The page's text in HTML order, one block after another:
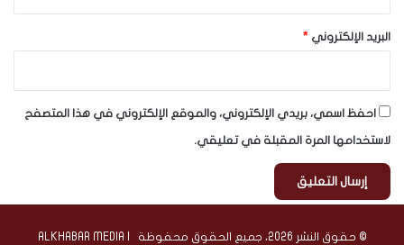
البريد الإلكتروني *
احفظ اسمي، بريدي الإلكتروني، والموقع الإلكتروني في هذا المتصفح
لاستخدامها المرة المقبلة في تعليقي.
© حقوق النشر 2026، جميع الحقوق محفوظة | ALKHABAR MEDIA